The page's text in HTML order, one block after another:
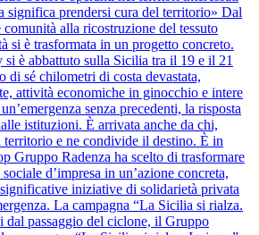
significa prendersi cura del territorio» Dal
alla ricostruzione del tessuto
si è trasformata in un progetto concreto.
è abbattuto sulla Sicilia tra il 19 e il 21
di sé chilometri di costa devastata,
attività economiche in ginocchio e intere
senza precedenti, la risposta
istituzioni. È arrivata anche da chi,
e ne condivide il destino. È in
Gruppo Radenza ha scelto di trasformare
d’impresa in un’azione concreta,
iniziative di solidarietà privata
La campagna “La Sicilia si rialza.
dal passaggio del ciclone, il Gruppo